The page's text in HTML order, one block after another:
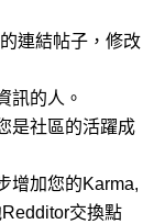
連結帖子，修改
訊的人。
是社區的活躍成
增加您的Karma,
交換點